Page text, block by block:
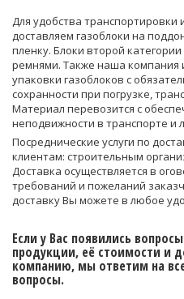
Для удобства
доставляем газоблоки на
пленку. Блоки второй
ремнями. Также наша компания
упаковки газоблоков с
сохранности при погрузке,
Материал перевозится с
неподвижности в транспорте и
Посреднические услуги по
клиентам: строительным
Доставка осуществляется в
требований и пожеланий
доставку Вы можете в любое
Если у Вас появились
продукции, её стоимости и
компанию, мы ответим на
вопросы.